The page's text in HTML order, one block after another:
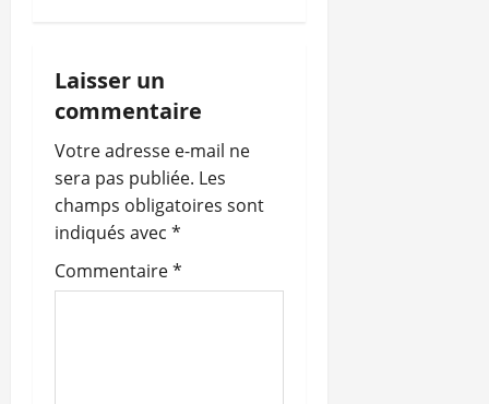
t
i
o
n
d
’
Laisser un
commentaire
Votre adresse e-mail ne
sera pas publiée. Les
champs obligatoires sont
indiqués avec *
Commentaire*